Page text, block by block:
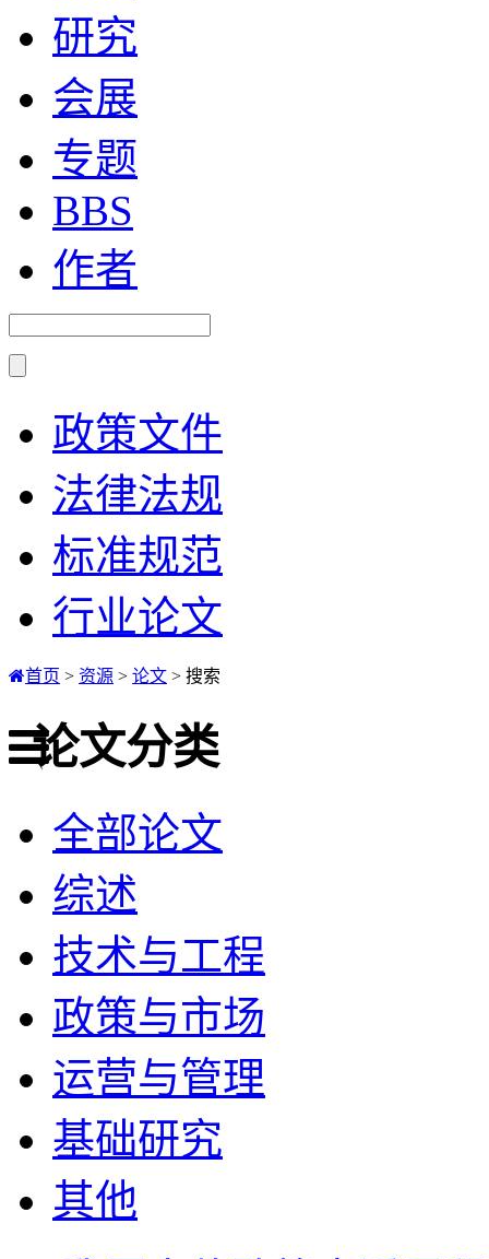
研究
会展
专题
BBS
作者
政策文件
法律法规
标准规范
行业论文
首页 > 资源 > 论文 > 搜索
论文分类
全部论文
综述
技术与工程
政策与市场
运营与管理
基础研究
其他